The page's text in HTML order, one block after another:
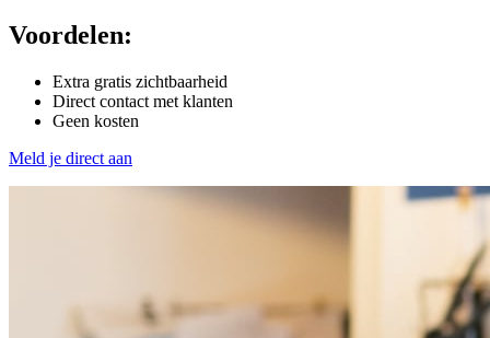
Voordelen:
Extra gratis zichtbaarheid
Direct contact met klanten
Geen kosten
Meld je direct aan